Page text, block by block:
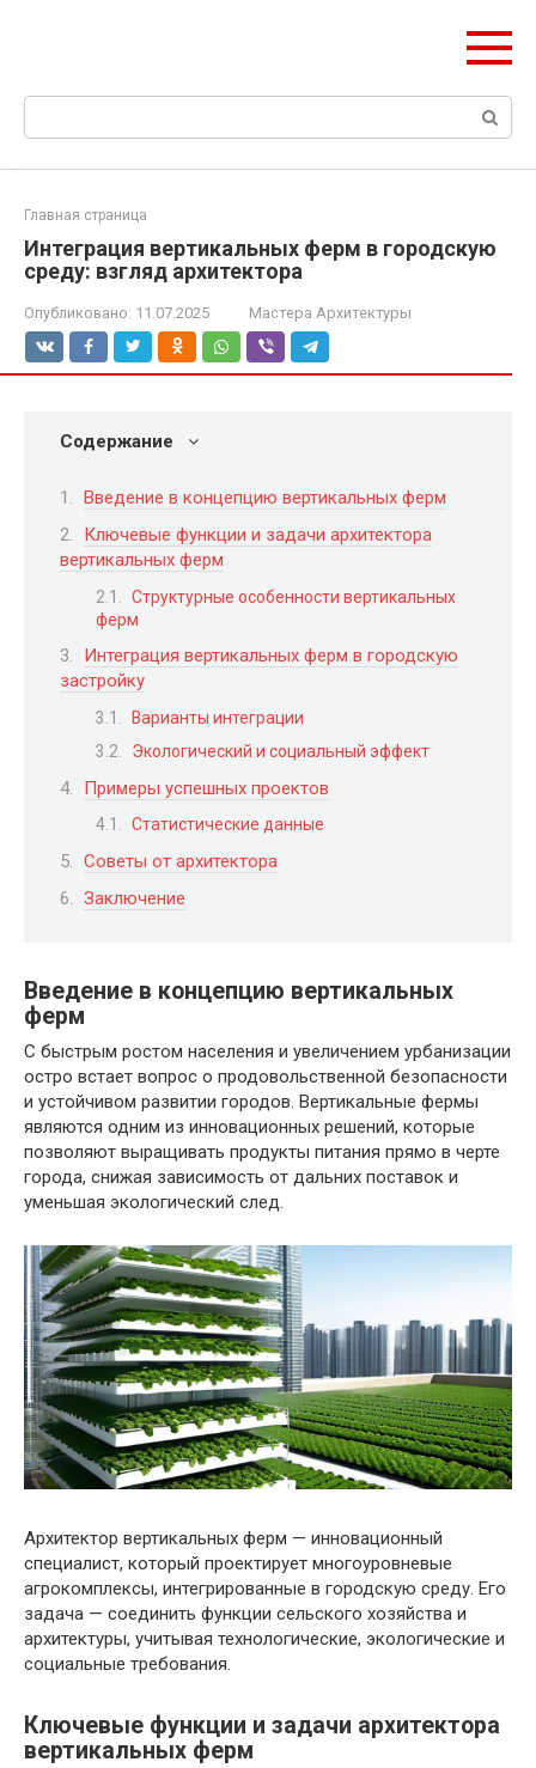
Поиск:
Главная страница
Интеграция вертикальных ферм в городскую
среду: взгляд архитектора
Опубликовано: 11.07.2025 Мастера Архитектуры
Содержание
Введение в концепцию вертикальных ферм
Ключевые функции и задачи архитектора
вертикальных ферм
Структурные особенности вертикальных
ферм
Интеграция вертикальных ферм в городскую
застройку
Варианты интеграции
Экологический и социальный эффект
Примеры успешных проектов
Статистические данные
Советы от архитектора
Заключение
Введение в концепцию вертикальных
ферм
С быстрым ростом населения и увеличением урбанизации
остро встает вопрос о продовольственной безопасности
и устойчивом развитии городов. Вертикальные фермы
являются одним из инновационных решений, которые
позволяют выращивать продукты питания прямо в черте
города, снижая зависимость от дальних поставок и
уменьшая экологический след.
Архитектор вертикальных ферм — инновационный
специалист, который проектирует многоуровневые
агрокомплексы, интегрированные в городскую среду. Его
задача — соединить функции сельского хозяйства и
архитектуры, учитывая технологические, экологические и
социальные требования.
Ключевые функции и задачи архитектора
вертикальных ферм